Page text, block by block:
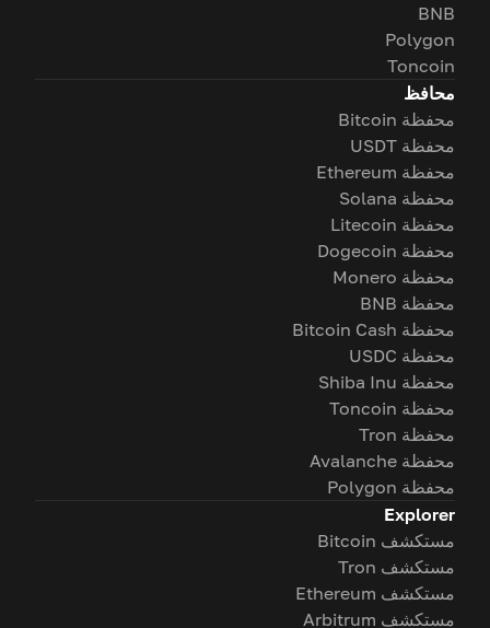
BNB
Polygon
Toncoin
محافظ
محفظة Bitcoin
محفظة USDT
محفظة Ethereum
محفظة Solana
محفظة Litecoin
محفظة Dogecoin
محفظة Monero
محفظة BNB
محفظة Bitcoin Cash
محفظة USDC
محفظة Shiba Inu
محفظة Toncoin
محفظة Tron
محفظة Avalanche
محفظة Polygon
Explorer
مستكشف Bitcoin
مستكشف Tron
مستكشف Ethereum
مستكشف Arbitrum